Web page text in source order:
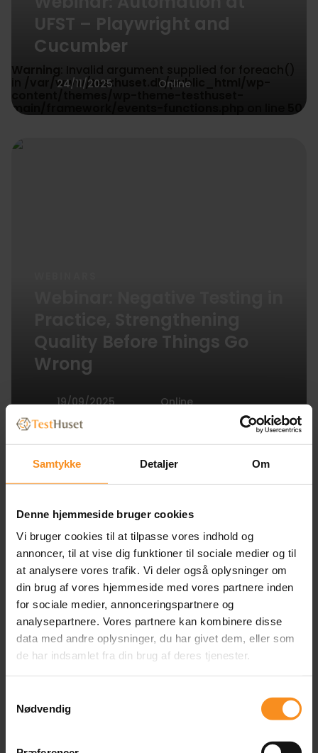
Samtykke Detaljer Om
Denne hjemmeside bruger cookies
Vi bruger cookies til at tilpasse vores indhold og
annoncer, til at vise dig funktioner til sociale medier og til
at analysere vores trafik. Vi deler også oplysninger om
din brug af vores hjemmeside med vores partnere inden
for sociale medier, annonceringspartnere og
analysepartnere. Vores partnere kan kombinere disse
data med andre oplysninger, du har givet dem, eller som
de har indsamlet fra din brug af deres tjenester.
Nødvendig
Warning : Invalid argument supplied for foreach()
/var/www/testhuset.dk/public_html/wp-
main/framework/events-functions.php 50
UFST – Playwright and
Cucumber
24/11/2025 Online
Quality Before Things Go
Wrong
19/09/2025 Online
WEBINARS
Webinar: What is Expected
of Future Test Automation
Engineers?
05/09/2025
Content